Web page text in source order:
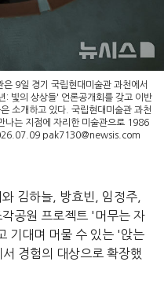
9일 경기 국립현대미술관 과천에서
빛의 상상들' 언론공개회를 갖고 이반
소개하고 있다. 국립현대미술관 과천
나는 지점에 자리한 미술관으로 1986
pak7130@newsis.com
김하늘, 방효빈, 임정주,
공원 프로젝트 '머무는 자
기대며 머물 수 있는 '앉는
경험의 대상으로 확장했